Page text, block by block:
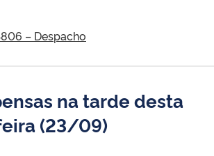
– Despacho
na tarde desta
(23/09)